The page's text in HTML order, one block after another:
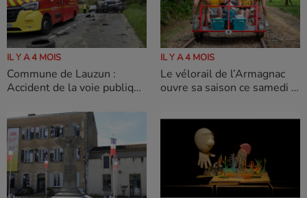
IL Y A 4 MOIS
Commune de Lauzun :
Accident de la voie publique
légers
IL Y A 4 MOIS
Le vélorail de l’Armagnac
ouvre sa saison ce samedi 4